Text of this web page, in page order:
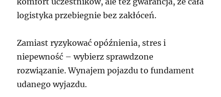
logistyka przebiegnie bez zakłóceń.
Zamiast ryzykować opóźnienia, stres i
niepewność – wybierz sprawdzone
rozwiązanie. Wynajem pojazdu to fundament
udanego wyjazdu.